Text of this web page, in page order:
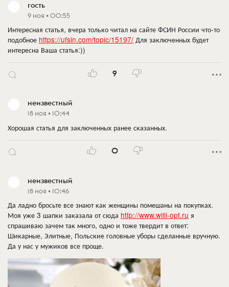
гость
9 ноя • 00:55
Интересная статья, вчера только читал на сайте ФСИН России что-то
подобное https://ufsin.com/topic/15197/ Для заключенных будет
интересна Ваша статья:))
9
неизвестный
18 ноя • 10:44
Хорошая статья для заключенных ранее сказанных.
0
неизвестный
18 ноя • 10:46
Да ладно бросьте все знают как женщины помешаны на покупках.
Моя уже 3 шапки заказала от сюда http://www.willi-opt.ru я
спрашиваю зачем так много, одно и тоже твердит в ответ:
Шикарные, Элитные, Польские головные уборы сделанные вручную.
Да у нас у мужиков все проще.